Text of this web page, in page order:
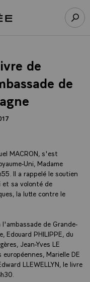
l’accueil Élysée
de
de
MACRON, s'est
Uni, Madame
Il a rappelé le soutien
et sa volonté de
la lutte contre le
de Grande-
Edouard PHILIPPE, du
Jean-Yves LE
Marielle DE
LLEWELLYN, le livre